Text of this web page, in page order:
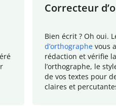
Correcteur d’
Bien écrit ? Oh oui.
d’orthographe vous
rédaction et vérifie
l’orthographe, le
de vos textes pour
claires et